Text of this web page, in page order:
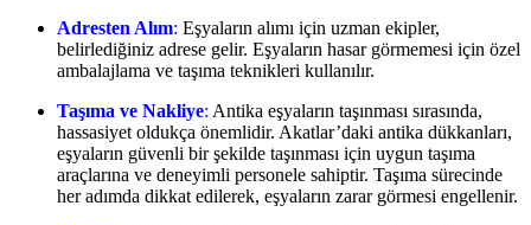
Adresten Alım: Eşyaların alımı için uzman ekipler,
belirlediğiniz adrese gelir. Eşyaların hasar görmemesi için özel
ambalajlama ve taşıma teknikleri kullanılır.
Taşıma ve Nakliye: Antika eşyaların taşınması sırasında,
hassasiyet oldukça önemlidir. Akatlar’daki antika dükkanları,
eşyaların güvenli bir şekilde taşınması için uygun taşıma
araçlarına ve deneyimli personele sahiptir. Taşıma sürecinde
her adımda dikkat edilerek, eşyaların zarar görmesi engellenir.